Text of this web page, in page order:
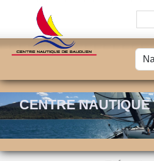
CENTRE
Panneau de gestion des cookies